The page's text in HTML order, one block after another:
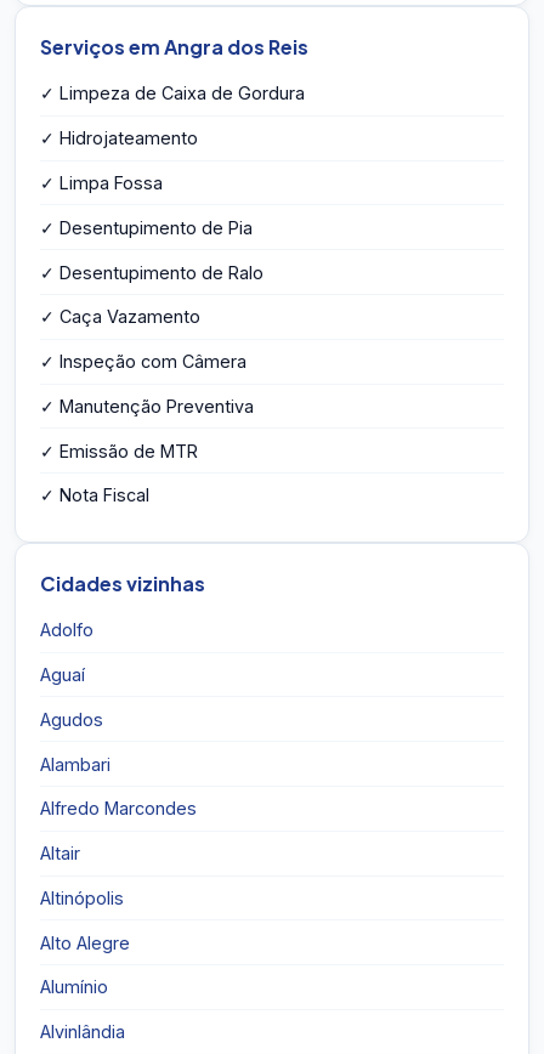
Serviços em Angra dos Reis
✓ Limpeza de Caixa de Gordura
✓ Hidrojateamento
✓ Limpa Fossa
✓ Desentupimento de Pia
✓ Desentupimento de Ralo
✓ Caça Vazamento
✓ Inspeção com Câmera
✓ Manutenção Preventiva
✓ Emissão de MTR
✓ Nota Fiscal
Cidades vizinhas
Adolfo
Aguaí
Agudos
Alambari
Alfredo Marcondes
Altair
Altinópolis
Alto Alegre
Alumínio
Alvinlândia